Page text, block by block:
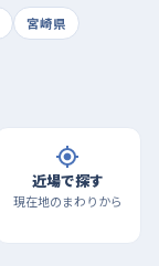
宮崎県
近場で探す
現在地のまわりから